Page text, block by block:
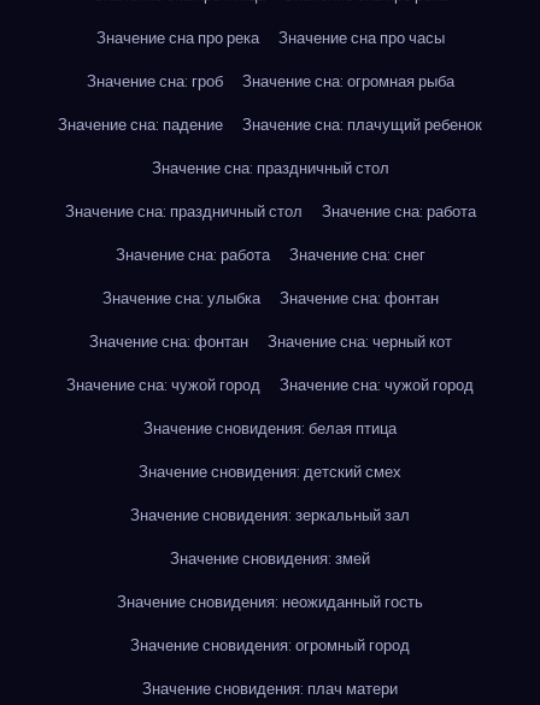
Значение сна про река
Значение сна про часы
Значение сна: гроб
Значение сна: огромная рыба
Значение сна: падение
Значение сна: плачущий ребенок
Значение сна: праздничный стол
Значение сна: праздничный стол
Значение сна: работа
Значение сна: работа
Значение сна: снег
Значение сна: улыбка
Значение сна: фонтан
Значение сна: фонтан
Значение сна: черный кот
Значение сна: чужой город
Значение сна: чужой город
Значение сновидения: белая птица
Значение сновидения: детский смех
Значение сновидения: зеркальный зал
Значение сновидения: змей
Значение сновидения: неожиданный гость
Значение сновидения: огромный город
Значение сновидения: плач матери